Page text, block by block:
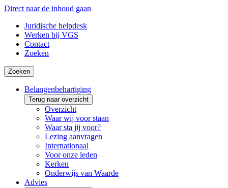
Direct naar de inhoud gaan
Juridische helpdesk
Werken bij VGS
Contact
Zoeken
Zoeken
Belangenbehartiging
Terug naar overzicht
Overzicht
Waar wij voor staan
Waar sta jij voor?
Lezing aanvragen
Internationaal
Voor onze leden
Kerken
Onderwijs van Waarde
Advies